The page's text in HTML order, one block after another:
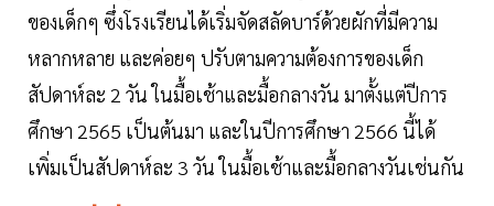
ของเด็กๆ ซึ่งโรงเรียนได้เริ่มจัดสลัดบาร์ด้วยผักที่มีความ
หลากหลาย และค่อยๆ ปรับตามความต้องการของเด็ก
สัปดาห์ละ 2 วัน ในมื้อเช้าและมื้อกลางวัน มาตั้งแต่ปีการ
ศึกษา 2565 เป็นต้นมา และในปีการศึกษา 2566 นี้ได้
เพิ่มเป็นสัปดาห์ละ 3 วัน ในมื้อเช้าและมื้อกลางวันเช่นกัน